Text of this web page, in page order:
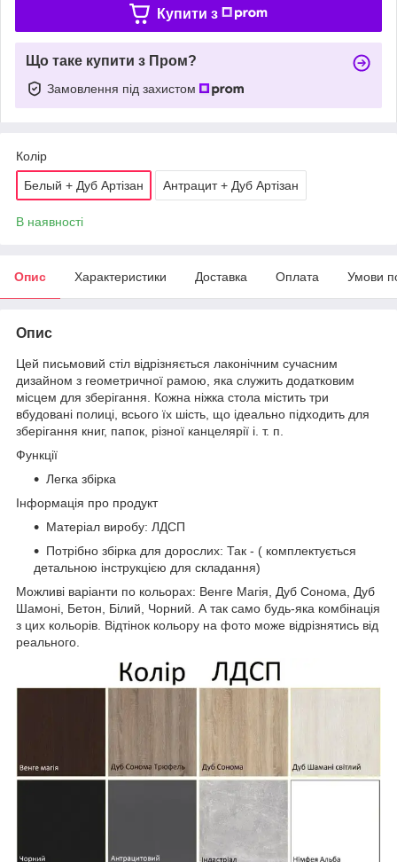
Купити з
Що таке купити з Пром?
Замовлення під захистом
Колір
Белый + Дуб Артізан Антрацит + Дуб Артізан
В наявності
Опис Характеристики Доставка Оплата Умови
Опис
Цей письмовий стіл відрізняється лаконічним сучасним
дизайном з геометричної рамою, яка служить додатковим
місцем для зберігання. Кожна ніжка стола містить три
вбудовані полиці, всього їх шість, що ідеально підходить для
зберігання книг, папок, різної канцелярії і. т. п.
Функції
Легка збірка
Інформація про продукт
Матеріал виробу: ЛДСП
Потрібно збірка для дорослих: Так - ( комплектується
детальною інструкцією для складання)
Можливі варіанти по кольорах: Венге Магія, Дуб Сонома, Дуб
Шамоні, Бетон, Білий, Чорний. А так само будь-яка комбінація
з цих кольорів. Відтінок кольору на фото може відрізнятись від
реального.